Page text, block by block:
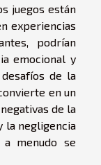
juegos están
experiencias
podrían
emocional y
de la
en un
de la
la negligencia
menudo se